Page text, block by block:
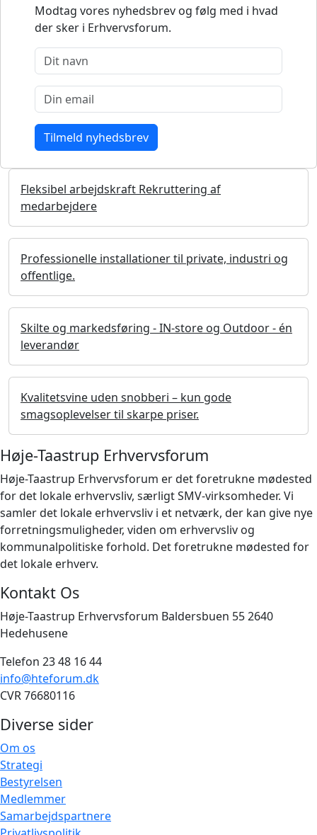
Modtag vores nyhedsbrev og følg med i hvad
der sker i Erhvervsforum.
Fleksibel arbejdskraft Rekruttering af
medarbejdere
Professionelle installationer til private, industri og
offentlige.
Skilte og markedsføring - IN-store og Outdoor - én
leverandør
Kvalitetsvine uden snobberi – kun gode
smagsoplevelser til skarpe priser.
Høje-Taastrup Erhvervsforum
Høje-Taastrup Erhvervsforum er det foretrukne mødested
for det lokale erhvervsliv, særligt SMV-virksomheder. Vi
samler det lokale erhvervsliv i et netværk, der kan give nye
forretningsmuligheder, viden om erhvervsliv og
kommunalpolitiske forhold. Det foretrukne mødested for
det lokale erhverv.
Kontakt Os
Høje-Taastrup Erhvervsforum Baldersbuen 55 2640
Hedehusene
Telefon 23 48 16 44
info@hteforum.dk
CVR 76680116
Diverse sider
Om os
Strategi
Bestyrelsen
Medlemmer
Samarbejdspartnere